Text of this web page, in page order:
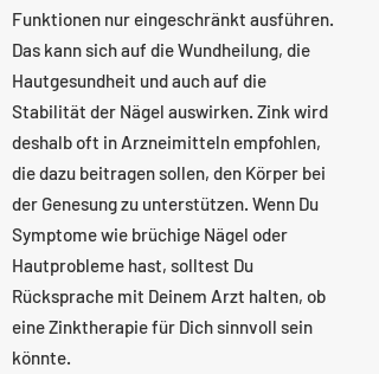
Funktionen nur eingeschränkt ausführen.
Das kann sich auf die Wundheilung, die
Hautgesundheit und auch auf die
Stabilität der Nägel auswirken. Zink wird
deshalb oft in Arzneimitteln empfohlen,
die dazu beitragen sollen, den Körper bei
der Genesung zu unterstützen. Wenn Du
Symptome wie brüchige Nägel oder
Hautprobleme hast, solltest Du
Rücksprache mit Deinem Arzt halten, ob
eine Zinktherapie für Dich sinnvoll sein
könnte.